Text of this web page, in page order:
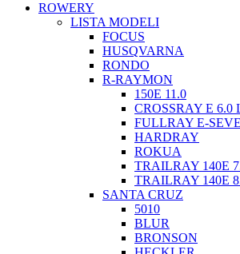
ROWERY
LISTA MODELI
FOCUS
HUSQVARNA
RONDO
R-RAYMON
150E 11.0
CROSSRAY E 6.0
FULLRAY E-
HARDRAY
ROKUA
TRAILRAY 140E
TRAILRAY 140E
SANTA CRUZ
5010
BLUR
BRONSON